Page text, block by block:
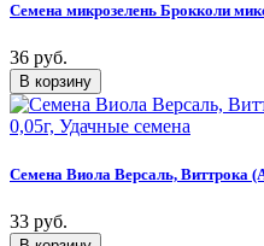
Семена микрозелень Брокколи
36 руб.
Семена Виола Версаль, Виттрока
33 руб.